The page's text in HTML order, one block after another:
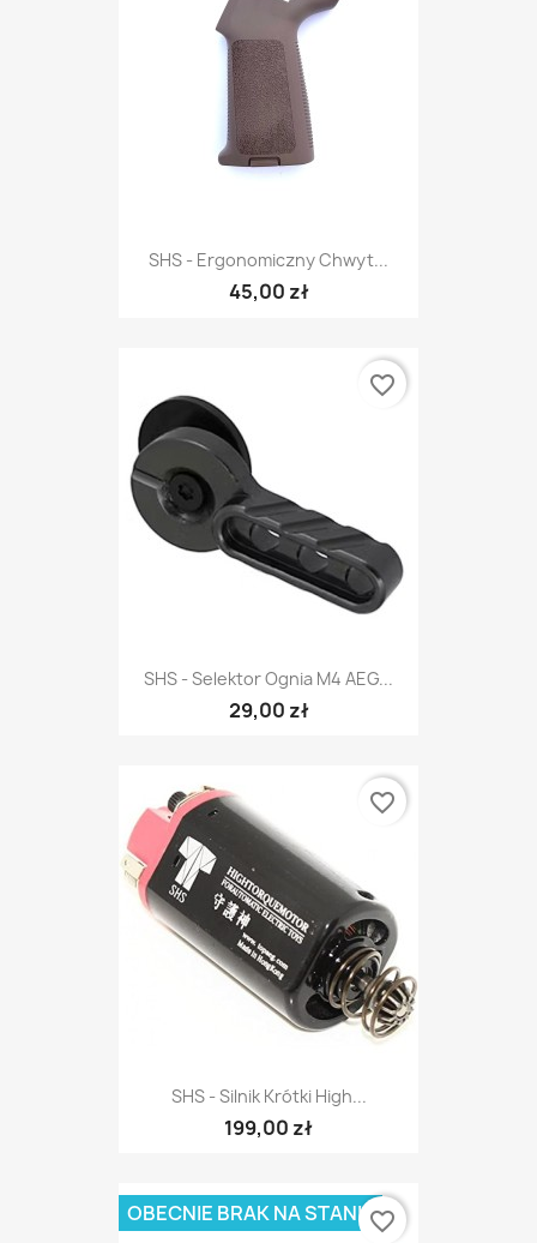
SHS - Ergonomiczny Chwyt...
45,00 zł
SHS - Selektor Ognia M4 AEG...
29,00 zł
favorite_border
SHS - Silnik Krótki High...
199,00 zł
favorite_border
OBECNIE BRAK NA STANIEfavorite_border